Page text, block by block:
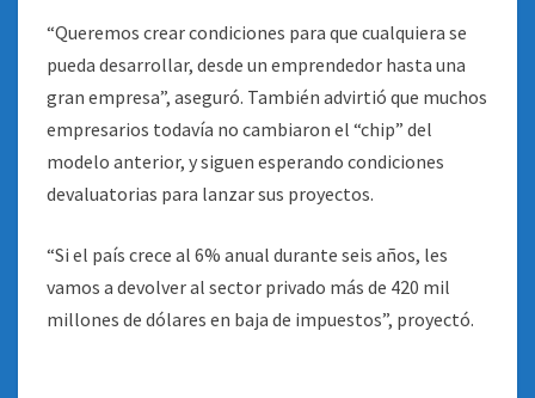
“Queremos crear condiciones para que cualquiera se
pueda desarrollar, desde un emprendedor hasta una
gran empresa”, aseguró. También advirtió que muchos
empresarios todavía no cambiaron el “chip” del
modelo anterior, y siguen esperando condiciones
devaluatorias para lanzar sus proyectos.
“Si el país crece al 6% anual durante seis años, les
vamos a devolver al sector privado más de 420 mil
millones de dólares en baja de impuestos”, proyectó.